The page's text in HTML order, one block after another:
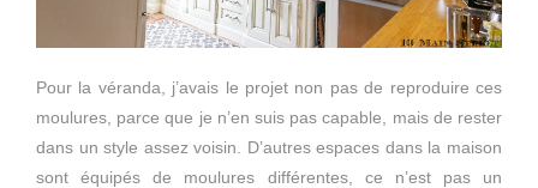
Pour la véranda, j’avais le projet non pas de reproduire ces
moulures, parce que je n’en suis pas capable, mais de rester
dans un style assez voisin. D’autres espaces dans la maison
sont équipés de moulures différentes, ce n’est pas un